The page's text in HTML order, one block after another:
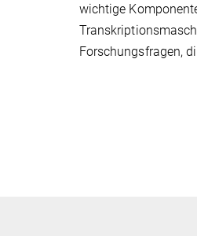
wichtige
Forschungsfragen,